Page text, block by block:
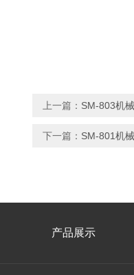
上一篇： SM-803机
下一篇： SM-801机
产品展示